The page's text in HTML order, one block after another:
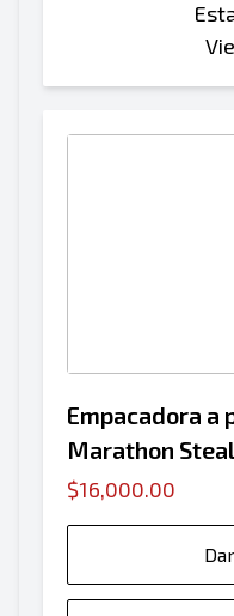
Empacadora a
Marathon
$16,000.00